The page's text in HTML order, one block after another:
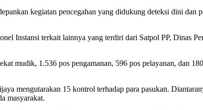
kegiatan pencegahan yang didukung deteksi dini dan
Instansi terkait lainnya yang terdiri dari Satpol PP, Dinas
mudik, 1.536 pos pengamanan, 596 pos pelayanan, dan
mengutarakan 15 kontrol terhadap para pasukan.
masyarakat.